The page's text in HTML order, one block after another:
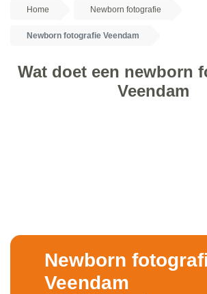
Home Newborn fotografie
Newborn fotografie Veendam
Wat doet een newborn
Veendam
Newborn
Veendam